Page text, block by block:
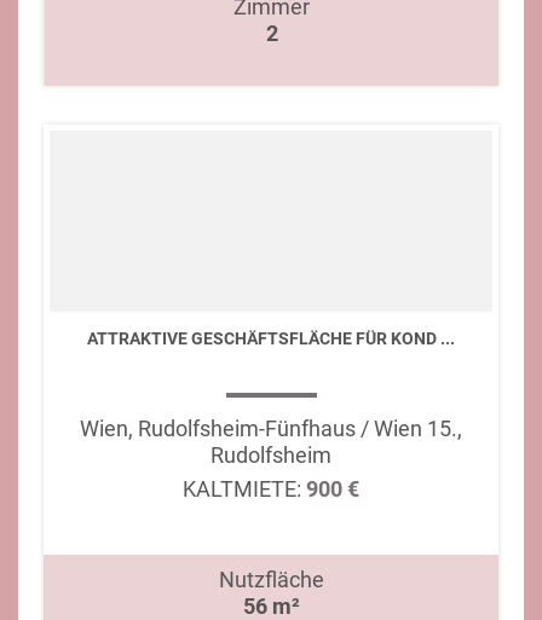
Zimmer
2
ATTRAKTIVE GESCHÄFTSFLÄCHE FÜR KOND ...
Wien, Rudolfsheim-Fünfhaus / Wien 15.,
Rudolfsheim
KALTMIETE: 900 €
Nutzfläche
56 m²